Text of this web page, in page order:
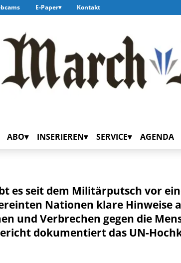
E-Paper Kontakt
ABO INSERIEREN SERVICE AGENDA
es seit dem Militärputsch vor
Nationen klare Hinweise
und Verbrechen gegen die
dokumentiert das UN-